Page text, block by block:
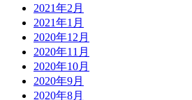
2021年2月
2021年1月
2020年12月
2020年11月
2020年10月
2020年9月
2020年8月